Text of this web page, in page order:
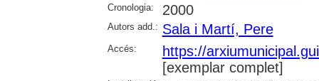
Cronologia: 2000
Autors add.: Sala i Martí, Pere
Accés:
https://
[exemplar complet]